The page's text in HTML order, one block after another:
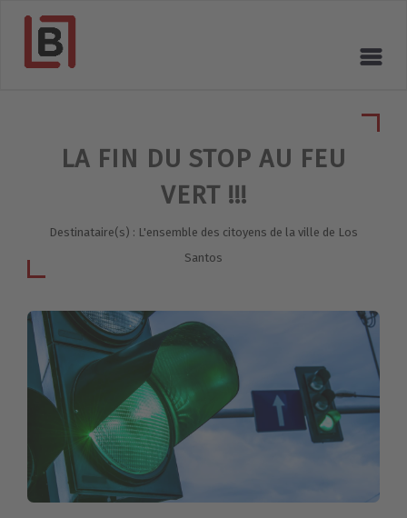
LA FIN DU STOP AU FEU
VERT !!!
Destinataire(s) : L'ensemble des citoyens de la ville de Los
Santos